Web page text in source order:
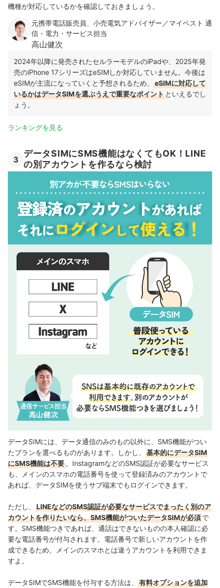
機種が対応しているかを確認しておきましょう。
元携帯電話販売員、小売電気アドバイザー／マイベスト 通
信・電力・サービス担当
高山健次
2024年以降に発売されたセルラーモデルのiPadや、2025年発
売のiPhone 17シリーズはeSIMしか対応していません。今後は
eSIMが主流になっていくと予想されるため、
eSIMに対応して
いるかはデータSIMを選ぶうえで重要なポイント といえるでし
ょう。
ランキングを見る
3
データSIMにSMS機能はなくてもOK！LINE
の別アカウントを作るなら検討
データSIMには、データ通信のみのもの以外に、SMS機能がつい
たプランを選べるものがあります。しかし、
基本的にデータSIM
にSMS機能は不要 。InstagramなどのSMS認証が必要なサービス
も、メインのスマホの電話番号を使って登録済みのアカウントで
あれば、データSIMを使うサブ端末でもログインできます。
ただし、
LINEなどのSMS認証が必要なサービスでまったく別のア
カウントを作りたいなら、SMS機能がついたデータSIMが必須で
す。SMS機能つきであれば、通話はできないものの本人確認に必
要な電話番号が付与されます。電話番号で新しいアカウントを作
成できるため、メインのスマホとは違うアカウントを利用できま
すよ。
データSIMでSMS機能を付与する方法は、
有料オプションを追加